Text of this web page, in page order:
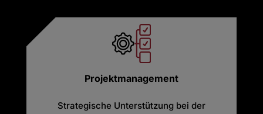
Projektmanagement
Strategische Unterstützung bei der